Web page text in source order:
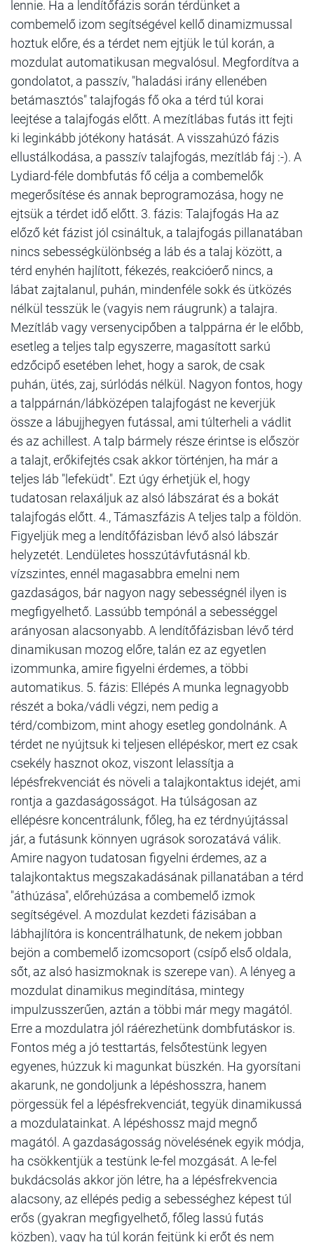
lennie. Ha a lendítőfázis során térdünket a
combemelő izom segítségével kellő dinamizmussal
hoztuk előre, és a térdet nem ejtjük le túl korán, a
mozdulat automatikusan megvalósul. Megfordítva a
gondolatot, a passzív, "haladási irány ellenében
betámasztós" talajfogás fő oka a térd túl korai
leejtése a talajfogás előtt. A mezítlábas futás itt fejti
ki leginkább jótékony hatását. A visszahúzó fázis
ellustálkodása, a passzív talajfogás, mezítláb fáj :-). A
Lydiard-féle dombfutás fő célja a combemelők
megerősítése és annak beprogramozása, hogy ne
ejtsük a térdet idő előtt. 3. fázis: Talajfogás Ha az
előző két fázist jól csináltuk, a talajfogás pillanatában
nincs sebességkülönbség a láb és a talaj között, a
térd enyhén hajlított, fékezés, reakcióerő nincs, a
lábat zajtalanul, puhán, mindenféle sokk és ütközés
nélkül tesszük le (vagyis nem ráugrunk) a talajra.
Mezítláb vagy versenycipőben a talppárna ér le előbb,
esetleg a teljes talp egyszerre, magasított sarkú
edzőcipő esetében lehet, hogy a sarok, de csak
puhán, ütés, zaj, súrlódás nélkül. Nagyon fontos, hogy
a talppárnán/lábközépen talajfogást ne keverjük
össze a lábujjhegyen futással, ami túlterheli a vádlit
és az achillest. A talp bármely része érintse is először
a talajt, erőkifejtés csak akkor történjen, ha már a
teljes láb "lefeküdt". Ezt úgy érhetjük el, hogy
tudatosan relaxáljuk az alsó lábszárat és a bokát
talajfogás előtt. 4., Támaszfázis A teljes talp a földön.
Figyeljük meg a lendítőfázisban lévő alsó lábszár
helyzetét. Lendületes hosszútávfutásnál kb.
vízszintes, ennél magasabbra emelni nem
gazdaságos, bár nagyon nagy sebességnél ilyen is
megfigyelhető. Lassúbb tempónál a sebességgel
arányosan alacsonyabb. A lendítőfázisban lévő térd
dinamikusan mozog előre, talán ez az egyetlen
izommunka, amire figyelni érdemes, a többi
automatikus. 5. fázis: Ellépés A munka legnagyobb
részét a boka/vádli végzi, nem pedig a
térd/combizom, mint ahogy esetleg gondolnánk. A
térdet ne nyújtsuk ki teljesen ellépéskor, mert ez csak
csekély hasznot okoz, viszont lelassítja a
lépésfrekvenciát és növeli a talajkontaktus idejét, ami
rontja a gazdaságosságot. Ha túlságosan az
ellépésre koncentrálunk, főleg, ha ez térdnyújtással
jár, a futásunk könnyen ugrások sorozatává válik.
Amire nagyon tudatosan figyelni érdemes, az a
talajkontaktus megszakadásának pillanatában a térd
"áthúzása", előrehúzása a combemelő izmok
segítségével. A mozdulat kezdeti fázisában a
lábhajlítóra is koncentrálhatunk, de nekem jobban
bejön a combemelő izomcsoport (csípő első oldala,
sőt, az alsó hasizmoknak is szerepe van). A lényeg a
mozdulat dinamikus megindítása, mintegy
impulzusszerűen, aztán a többi már megy magától.
Erre a mozdulatra jól ráérezhetünk dombfutáskor is.
Fontos még a jó testtartás, felsőtestünk legyen
egyenes, húzzuk ki magunkat büszkén. Ha gyorsítani
akarunk, ne gondoljunk a lépéshosszra, hanem
pörgessük fel a lépésfrekvenciát, tegyük dinamikussá
a mozdulatainkat. A lépéshossz majd megnő
magától. A gazdaságosság növelésének egyik módja,
ha csökkentjük a testünk le-fel mozgását. A le-fel
bukdácsolás akkor jön létre, ha a lépésfrekvencia
alacsony, az ellépés pedig a sebességhez képest túl
erős (gyakran megfigyelhető, főleg lassú futás
közben), vagy ha túl korán fejtünk ki erőt és nem